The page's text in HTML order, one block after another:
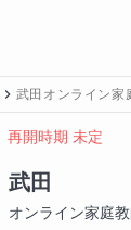
武田オンライン家
再開時期 未定
武田
オンライン家庭